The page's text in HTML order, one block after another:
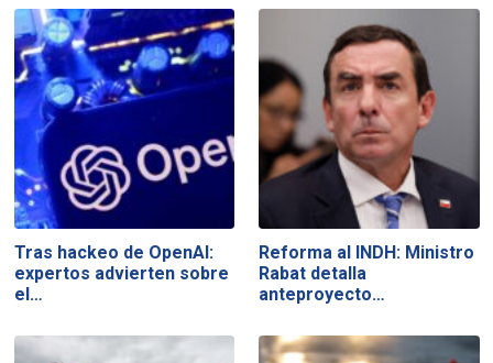
Tras hackeo de OpenAI:
expertos advierten sobre
el…
Reforma al INDH: Ministro
Rabat detalla
anteproyecto…